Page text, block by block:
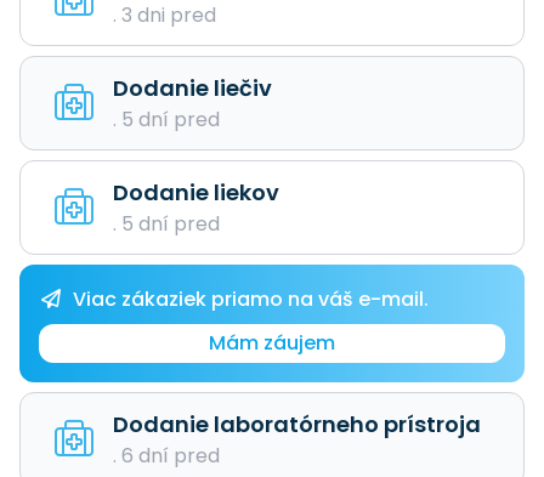
. 3 dni pred
Dodanie liečiv
. 5 dní pred
Dodanie liekov
. 5 dní pred
Viac zákaziek priamo na váš e-mail.
Mám záujem
Dodanie laboratórneho prístroja
. 6 dní pred